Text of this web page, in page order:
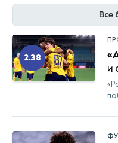
Все
2.38
и